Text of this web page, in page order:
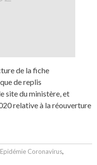
de la fiche
de replis
site du ministère, et
relative à la réouverture
Epidémie Coronavirus,